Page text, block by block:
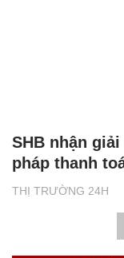
THỊ TRƯỜNG 24H
SHB nhận
pháp thanh